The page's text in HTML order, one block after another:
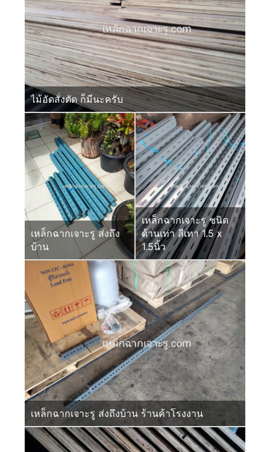
ไม้อัดสั่งตัด ก็มีนะครับ
เหล็กฉากเจาะรู ส่งถึง
บ้าน
เหล็กฉากเจาะรู ชนิด
ด้านเท่า สีเทา 1.5 x
1.5นิ้ว
เหล็กฉากเจาะรู ส่งถึงบ้าน ร้านค้าโรงงาน